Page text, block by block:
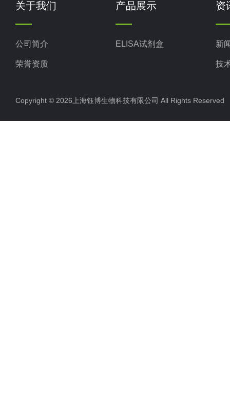
关于我们
公司简介
荣誉资质
产品展示
ELISA试剂盒
资
新
技
Copyright © 2026上海钰博生物科技有限公司 All Rights